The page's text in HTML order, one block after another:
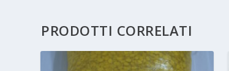
PRODOTTI CORRELATI